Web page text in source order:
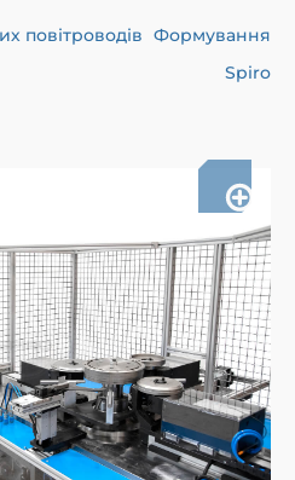
повітроводів Формування
Spiro